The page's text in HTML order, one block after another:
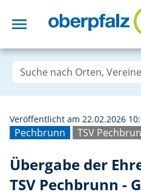
menu
Pechbrunn TSV
Veröffentlicht am 22.02.2026
Übergabe der
TSV Pechbrunn -